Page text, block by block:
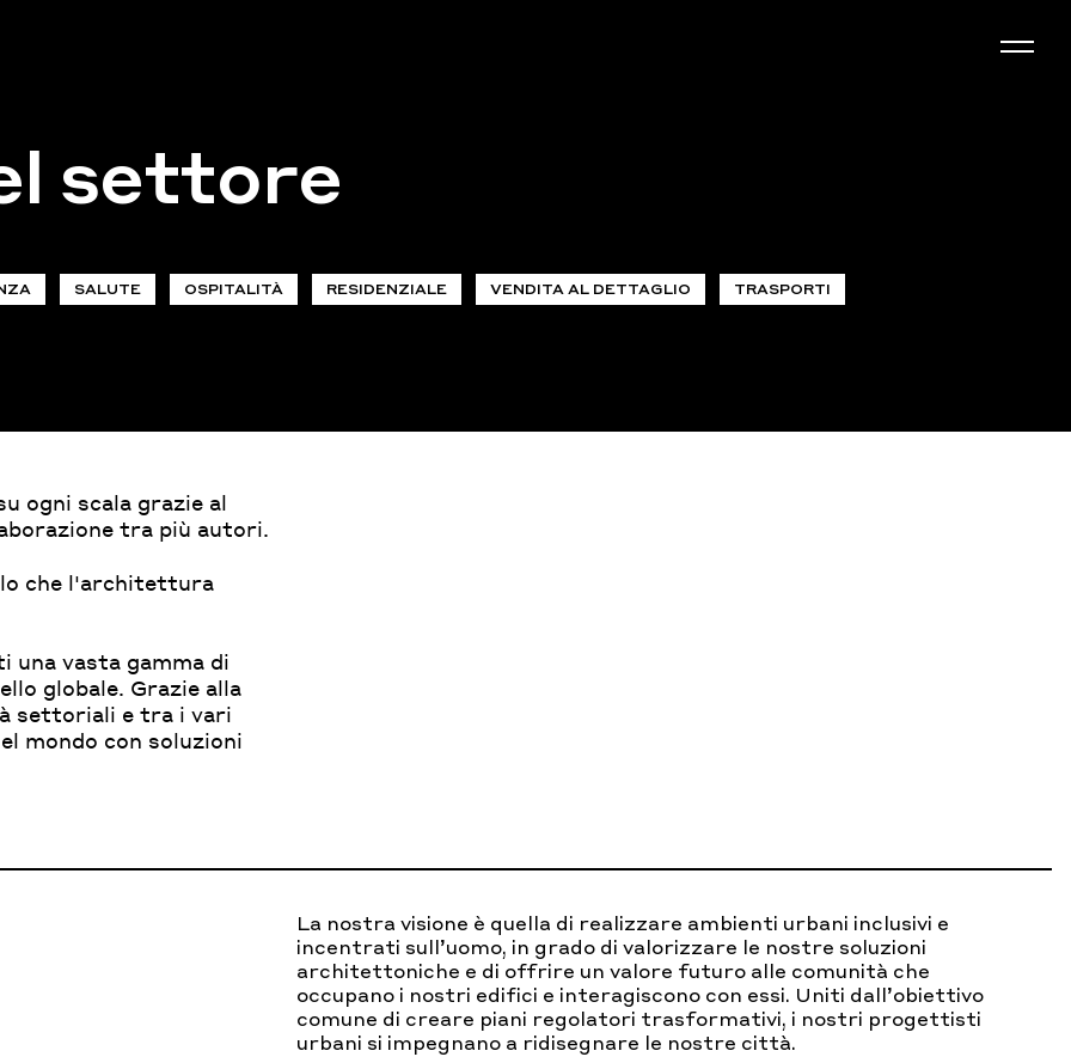
settore
SALUTE OSPITALITÀ RESIDENZIALE VENDITA AL DETTAGLIO TRASPORTI
ogni scala grazie al
tra più autori.
che l'architettura
vasta gamma di
globale. Grazie alla
settoriali e tra i vari
mondo con soluzioni
La nostra visione è quella di realizzare ambienti urbani inclusivi e
incentrati sull’uomo, in grado di valorizzare le nostre soluzioni
architettoniche e di offrire un valore futuro alle comunità che
occupano i nostri edifici e interagiscono con essi. Uniti dall’obiettivo
comune di creare piani regolatori trasformativi, i nostri progettisti
urbani si impegnano a ridisegnare le nostre città.